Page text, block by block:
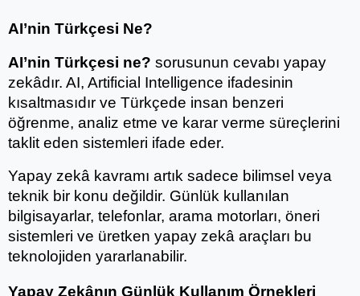
AI’nin Türkçesi Ne?
AI’nin Türkçesi ne? sorusunun cevabı yapay
zekâdır. AI, Artificial Intelligence ifadesinin
kısaltmasıdır ve Türkçede insan benzeri
öğrenme, analiz etme ve karar verme süreçlerini
taklit eden sistemleri ifade eder.
Yapay zekâ kavramı artık sadece bilimsel veya
teknik bir konu değildir. Günlük kullanılan
bilgisayarlar, telefonlar, arama motorları, öneri
sistemleri ve üretken yapay zekâ araçları bu
teknolojiden yararlanabilir.
Yapay Zekânın Günlük Kullanım Örnekleri